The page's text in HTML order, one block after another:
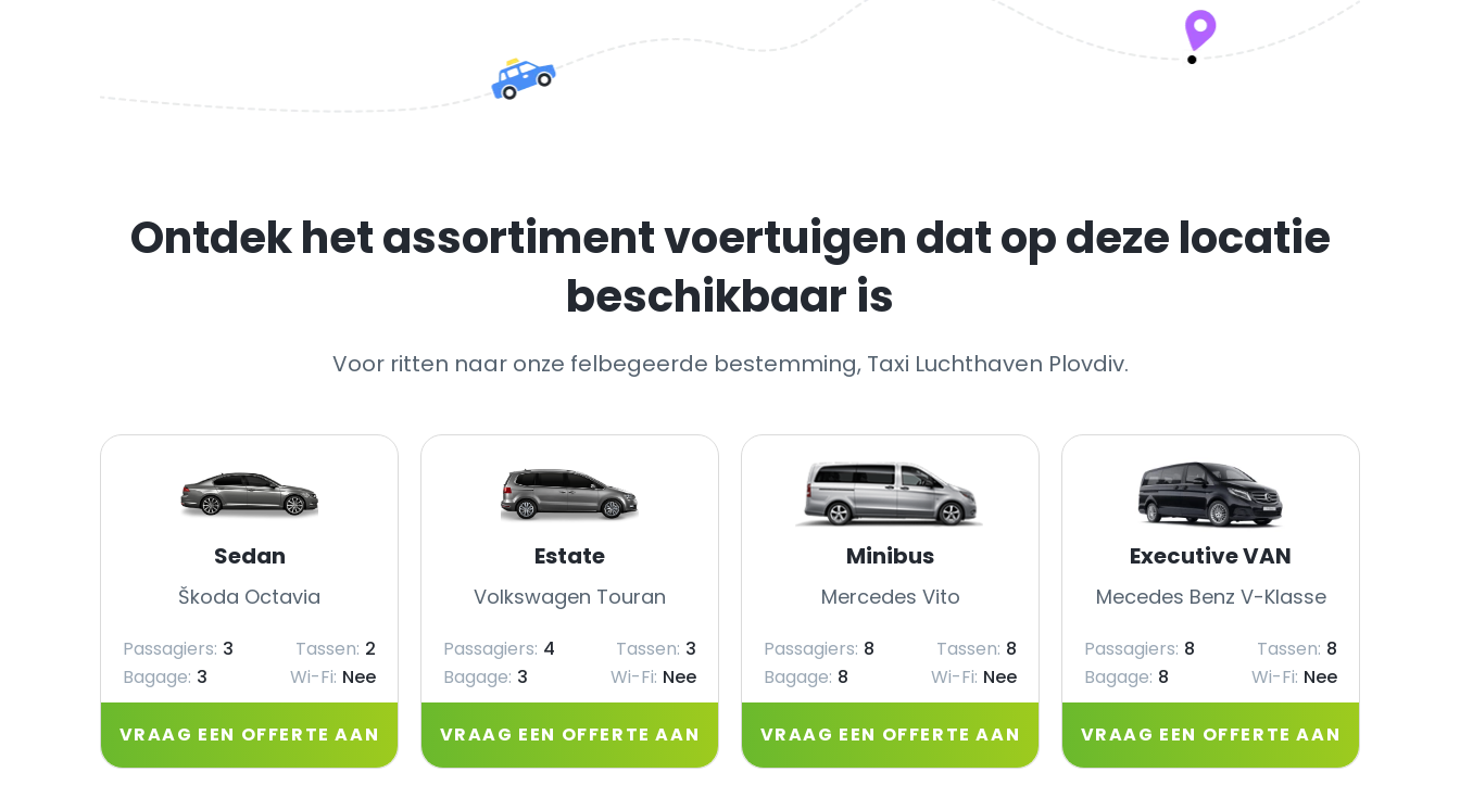
Ontdek het assortiment voertuigen dat op deze locatie
beschikbaar is
Voor ritten naar onze felbegeerde bestemming, Taxi Luchthaven Plovdiv.
Sedan
Škoda Octavia
Passagiers: 3 Tassen: 2
Bagage: 3 Wi-Fi: Nee
VRAAG EEN OFFERTE AAN
Estate
Volkswagen Touran
Passagiers: 4 Tassen: 3
Bagage: 3 Wi-Fi: Nee
VRAAG EEN OFFERTE AAN
Minibus
Mercedes Vito
Passagiers: 8 Tassen: 8
Bagage: 8 Wi-Fi: Nee
VRAAG EEN OFFERTE AAN
Executive VAN
Mecedes Benz V-Klasse
Passagiers: 8 Tassen: 8
Bagage: 8 Wi-Fi: Nee
VRAAG EEN OFFERTE AAN